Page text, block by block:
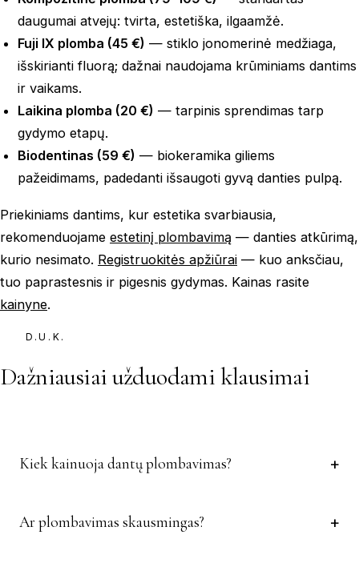
daugumai atvejų: tvirta, estetiška, ilgaamžė.
Fuji IX plomba (45 €) — stiklo jonomerinė medžiaga,
išskirianti fluorą; dažnai naudojama krūminiams dantims
ir vaikams.
Laikina plomba (20 €) — tarpinis sprendimas tarp
gydymo etapų.
Biodentinas (59 €) — biokeramika giliems
pažeidimams, padedanti išsaugoti gyvą danties pulpą.
Priekiniams dantims, kur estetika svarbiausia,
rekomenduojame estetinį plombavimą — danties atkūrimą,
kurio nesimato. Registruokitės apžiūrai — kuo anksčiau,
tuo paprastesnis ir pigesnis gydymas. Kainas rasite
kainyne.
D.U.K.
Dažniausiai užduodami klausimai
Kiek kainuoja dantų plombavimas?
Ar plombavimas skausmingas?